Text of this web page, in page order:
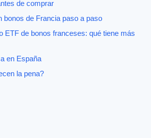
de comprar
bonos de Francia paso a paso
ETF de bonos franceses: qué tiene más
en España
la pena?